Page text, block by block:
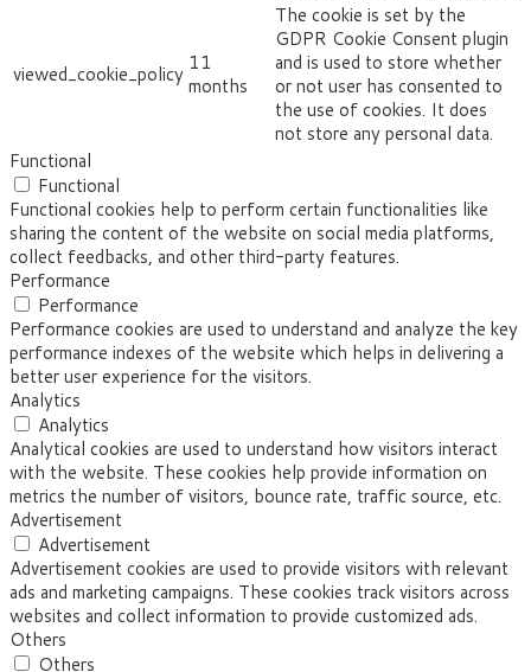
viewed_cookie_policy 11
months
The cookie is set by the
GDPR Cookie Consent plugin
and is used to store whether
or not user has consented to
the use of cookies. It does
not store any personal data.
Functional
Functional
Functional cookies help to perform certain functionalities like
sharing the content of the website on social media platforms,
collect feedbacks, and other third-party features.
Performance
Performance
Performance cookies are used to understand and analyze the key
performance indexes of the website which helps in delivering a
better user experience for the visitors.
Analytics
Analytics
Analytical cookies are used to understand how visitors interact
with the website. These cookies help provide information on
metrics the number of visitors, bounce rate, traffic source, etc.
Advertisement
Advertisement
Advertisement cookies are used to provide visitors with relevant
ads and marketing campaigns. These cookies track visitors across
websites and collect information to provide customized ads.
Others
Others